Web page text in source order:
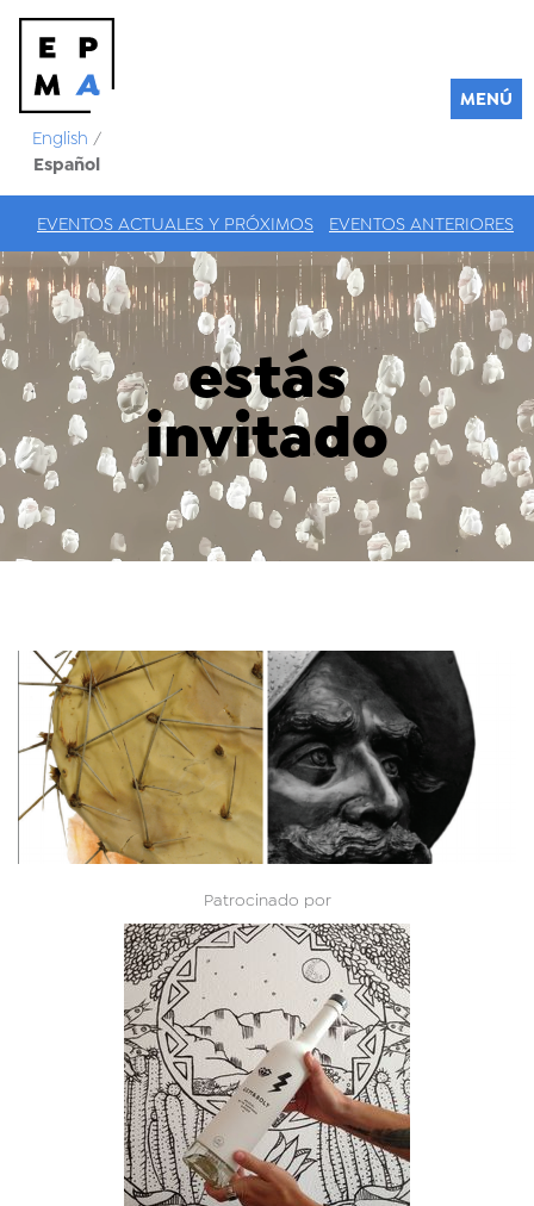
English /
Español
MENÚ
EVENTOS ACTUALES Y PRÓXIMOS EVENTOS ANTERIORES
estás
invitado
Patrocinado por